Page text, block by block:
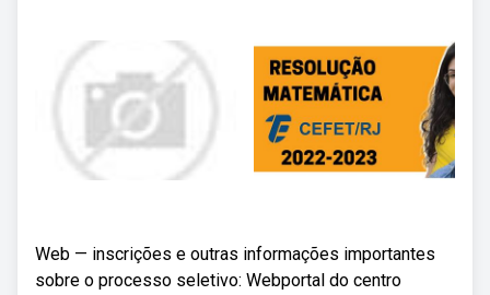
Web — inscrições e outras informações importantes
sobre o processo seletivo: Webportal do centro